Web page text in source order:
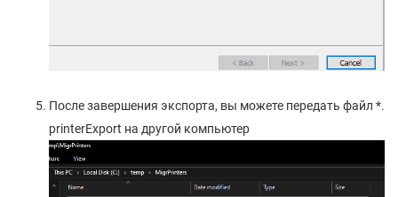
После завершения экспорта, вы можете передать файл *.
printerExport на другой компьютер